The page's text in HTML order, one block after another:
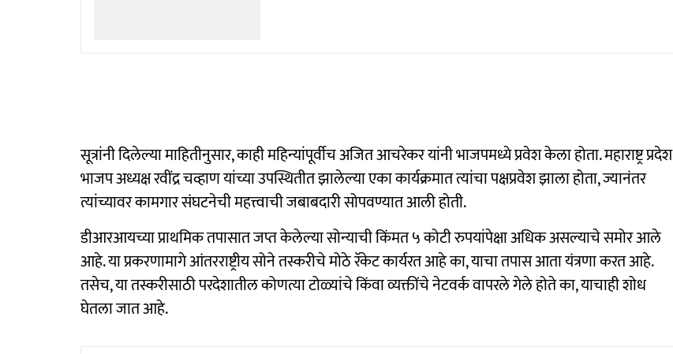
सूत्रांनी दिलेल्या माहितीनुसार, काही महिन्यांपूर्वीच अजित आचरेकर यांनी भाजपमध्ये प्रवेश केला होता. महाराष्ट्र प्रदेश
भाजप अध्यक्ष रवींद्र चव्हाण यांच्या उपस्थितीत झालेल्या एका कार्यक्रमात त्यांचा पक्षप्रवेश झाला होता, ज्यानंतर
त्यांच्यावर कामगार संघटनेची महत्त्वाची जबाबदारी सोपवण्यात आली होती.
डीआरआयच्या प्राथमिक तपासात जप्त केलेल्या सोन्याची किंमत ५ कोटी रुपयांपेक्षा अधिक असल्याचे समोर आले
आहे. या प्रकरणामागे आंतरराष्ट्रीय सोने तस्करीचे मोठे रॅकेट कार्यरत आहे का, याचा तपास आता यंत्रणा करत आहे.
तसेच, या तस्करीसाठी परदेशातील कोणत्या टोळ्यांचे किंवा व्यक्तींचे नेटवर्क वापरले गेले होते का, याचाही शोध
घेतला जात आहे.